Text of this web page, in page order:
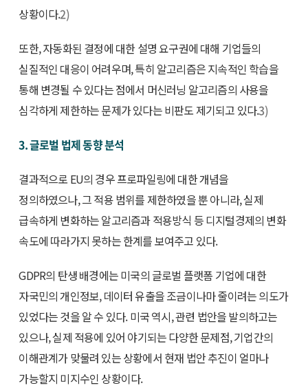
상황이다.2)
또한, 자동화된 결정에 대한 설명 요구권에 대해 기업들의
실질적인 대응이 어려우며, 특히 알고리즘은 지속적인 학습을
통해 변경될 수 있다는 점에서 머신러닝 알고리즘의 사용을
심각하게 제한하는 문제가 있다는 비판도 제기되고 있다.3)
3. 글로벌 법제 동향 분석
결과적으로 EU의 경우 프로파일링에 대한 개념을
정의하였으나, 그 적용 범위를 제한하였을 뿐 아니라, 실제
급속하게 변화하는 알고리즘과 적용방식 등 디지털경제의 변화
속도에 따라가지 못하는 한계를 보여주고 있다.
GDPR의 탄생 배경에는 미국의 글로벌 플랫폼 기업에 대한
자국민의 개인정보, 데이터 유출을 조금이나마 줄이려는 의도가
있었다는 것을 알 수 있다. 미국 역시, 관련 법안을 발의하고는
있으나, 실제 적용에 있어 야기되는 다양한 문제점, 기업간의
이해관계가 맞물려 있는 상황에서 현재 법안 추진이 얼마나
가능할지 미지수인 상황이다.